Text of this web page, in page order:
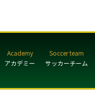
アカデミー サッカーチーム